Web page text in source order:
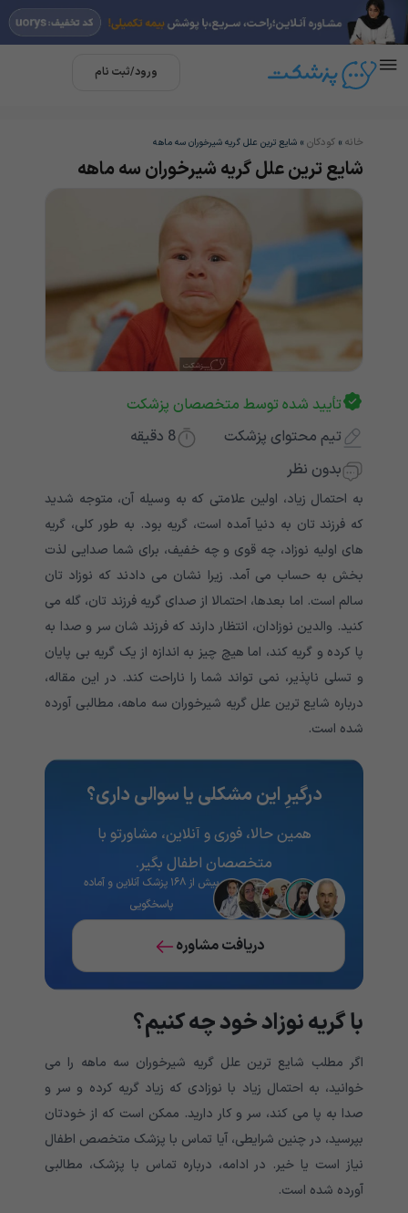
ورود/ثبت نام
خانه » کودکان » شایع ترین علل گریه شیرخوران سه ماهه
شایع ترین علل گریه شیرخوران سه ماهه
تأیید شده توسط متخصصان پزشکت
تیم محتوای پزشکت
8 دقیقه
بدون نظر
به احتمال زیاد، اولین علامتی که به وسیله آن، متوجه شدید
که فرزند تان به دنیا آمده است، گریه بود. به طور کلی، گریه
های اولیه نوزاد، چه قوی و چه خفیف، برای شما صدایی لذت
بخش به حساب می آمد. زیرا نشان می دادند که نوزاد تان
سالم است. اما بعدها، احتمالا از صدای گریه فرزند تان، گله می
کنید. والدین نوزادان، انتظار دارند که فرزند شان سر و صدا به
پا کرده و گریه کند، اما هیچ چیز به اندازه از یک گریه بی پایان
و تسلی ناپذیر، نمی تواند شما را ناراحت کند. در این مقاله،
درباره شایع ترین علل گریه شیرخوران سه ماهه، مطالبی آورده
شده است.
درگیرِ این مشکلی یا سوالی داری؟
همین حالا، فوری و آنلاین، مشاورتو با
متخصصان اطفال بگیر.
بیش از ۱۶۸ پزشک آنلاین و آماده
پاسخگویی
دریافت مشاوره
با گریه نوزاد خود چه کنیم؟
اگر مطلب شایع ترین علل گریه شیرخوران سه ماهه را می
خوانید، به احتمال زیاد با نوزادی که زیاد گریه کرده و سر و
صدا به پا می کند، سر و کار دارید. ممکن است که از خودتان
بپرسید، در چنین شرایطی، آیا تماس با پزشک متخصص اطفال
نیاز است یا خیر. در ادامه، درباره تماس با پزشک، مطالبی
آورده شده است.